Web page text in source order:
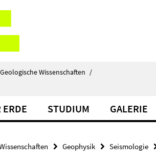
Wissenschaften /
STUDIUM GALERIE
Geophysik Seismologie